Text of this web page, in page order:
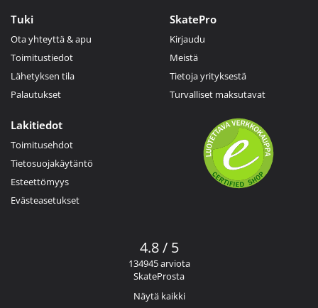
Tuki
Ota yhteyttä & apu
Toimitustiedot
Lähetyksen tila
Palautukset
SkatePro
Kirjaudu
Meistä
Tietoja yrityksestä
Turvalliset maksutavat
Lakitiedot
Toimitusehdot
Tietosuojakäytäntö
Esteettömyys
Evästeasetukset
4.8 / 5
134945 arviota
SkateProsta
Näytä kaikki